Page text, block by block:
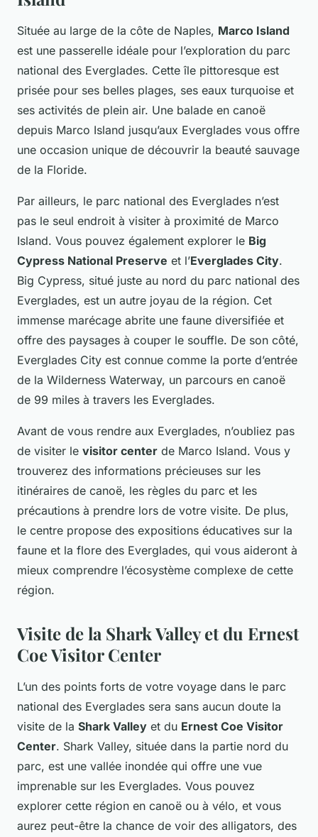
Située au large de la côte de Naples, Marco Island
est une passerelle idéale pour l’exploration du parc
national des Everglades. Cette île pittoresque est
prisée pour ses belles plages, ses eaux turquoise et
ses activités de plein air. Une balade en canoë
depuis Marco Island jusqu’aux Everglades vous offre
une occasion unique de découvrir la beauté sauvage
de la Floride.
Par ailleurs, le parc national des Everglades n’est
pas le seul endroit à visiter à proximité de Marco
Island. Vous pouvez également explorer le Big
Cypress National Preserve et l’Everglades City.
Big Cypress, situé juste au nord du parc national des
Everglades, est un autre joyau de la région. Cet
immense marécage abrite une faune diversifiée et
offre des paysages à couper le souffle. De son côté,
Everglades City est connue comme la porte d’entrée
de la Wilderness Waterway, un parcours en canoë
de 99 miles à travers les Everglades.
Avant de vous rendre aux Everglades, n’oubliez pas
de visiter le visitor center de Marco Island. Vous y
trouverez des informations précieuses sur les
itinéraires de canoë, les règles du parc et les
précautions à prendre lors de votre visite. De plus,
le centre propose des expositions éducatives sur la
faune et la flore des Everglades, qui vous aideront à
mieux comprendre l’écosystème complexe de cette
région.
Visite de la Shark Valley et du Ernest
Coe Visitor Center
L’un des points forts de votre voyage dans le parc
national des Everglades sera sans aucun doute la
visite de la Shark Valley et du Ernest Coe Visitor
Center. Shark Valley, située dans la partie nord du
parc, est une vallée inondée qui offre une vue
imprenable sur les Everglades. Vous pouvez
explorer cette région en canoë ou à vélo, et vous
aurez peut-être la chance de voir des alligators, des